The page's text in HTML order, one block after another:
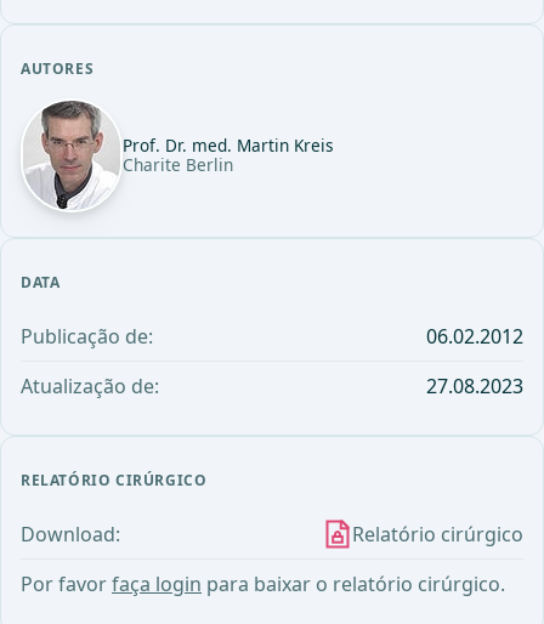
AUTORES
Prof. Dr. med. Martin Kreis
Charite Berlin
DATA
Publicação de:
06.02.2012
Atualização de:
27.08.2023
RELATÓRIO CIRÚRGICO
Download:
Relatório cirúrgico
Por favorfaça login para baixar o relatório cirúrgico.